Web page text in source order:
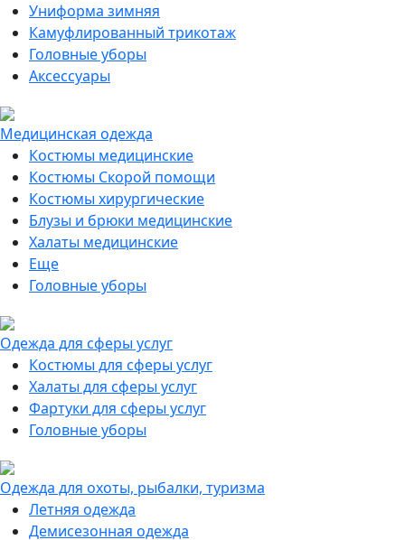
Униформа зимняя
Камуфлированный трикотаж
Головные уборы
Аксессуары
Медицинская одежда
Костюмы медицинские
Костюмы Скорой помощи
Костюмы хирургические
Блузы и брюки медицинские
Халаты медицинские
Еще
Головные уборы
Одежда для сферы услуг
Костюмы для сферы услуг
Халаты для сферы услуг
Фартуки для сферы услуг
Головные уборы
Одежда для охоты, рыбалки, туризма
Летняя одежда
Демисезонная одежда